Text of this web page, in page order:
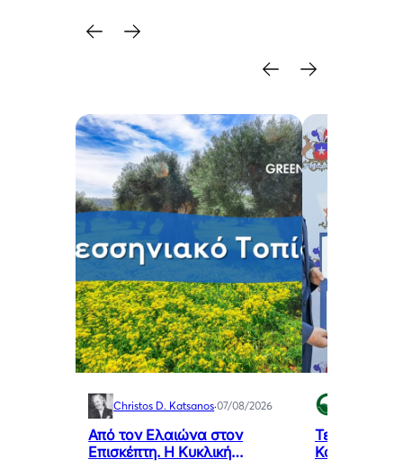
Christos D. Katsanos·07/08/2026
Από τον Ελαιώνα στον
Επισκέπτη. Η Κυκλική
Τελετή
Καθηκόντων